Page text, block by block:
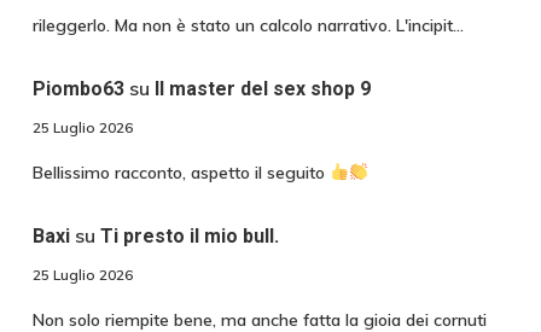
rileggerlo. Ma non è stato un calcolo narrativo. L'incipit…
Piombo63su Il master del sex shop 9
25 Luglio 2026
Bellissimo racconto, aspetto il seguito
Baxisu Ti presto il mio bull.
25 Luglio 2026
Non solo riempite bene, ma anche fatta la gioia dei cornuti